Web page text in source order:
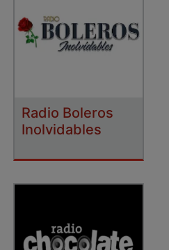
Radio Boleros
Inolvidables